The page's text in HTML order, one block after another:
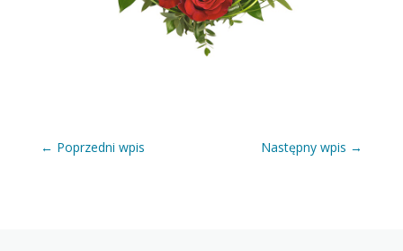
← Poprzedni wpis Następny wpis →